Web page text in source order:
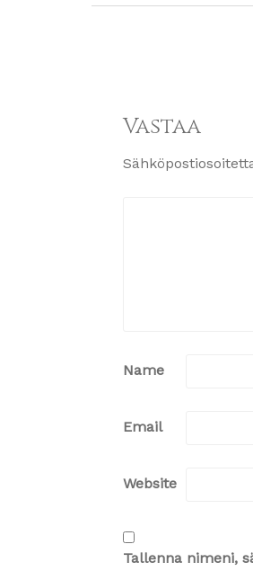
Vastaa
Name
Email
Website
Tallenna nimeni,